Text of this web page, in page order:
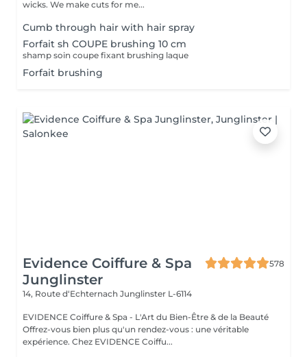
wicks. We make cuts for me...
Cumb through hair with hair spray
Forfait sh COUPE brushing 10 cm
shamp soin coupe fixant brushing laque
Forfait brushing
Evidence Coiffure & Spa
Junglinster
578
14, Route d‘Echternach Junglinster L-6114
EVIDENCE Coiffure & Spa - L'Art du Bien-Être & de la Beauté
Offrez-vous bien plus qu'un rendez-vous : une véritable
expérience. Chez EVIDENCE Coiffu...